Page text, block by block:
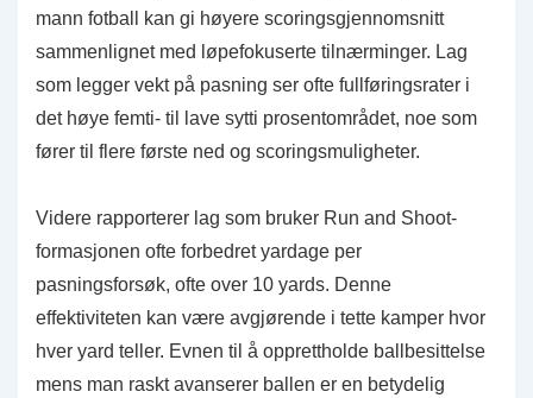
mann fotball kan gi høyere scoringsgjennomsnitt
sammenlignet med løpefokuserte tilnærminger. Lag
som legger vekt på pasning ser ofte fullføringsrater i
det høye femti- til lave sytti prosentområdet, noe som
fører til flere første ned og scoringsmuligheter.
Videre rapporterer lag som bruker Run and Shoot-
formasjonen ofte forbedret yardage per
pasningsforsøk, ofte over 10 yards. Denne
effektiviteten kan være avgjørende i tette kamper hvor
hver yard teller. Evnen til å opprettholde ballbesittelse
mens man raskt avanserer ballen er en betydelig